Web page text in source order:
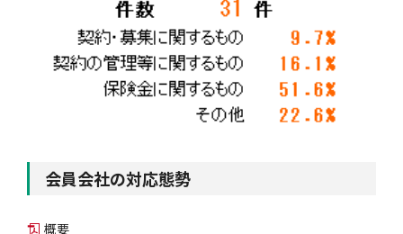
会員会社の対応態勢
概要